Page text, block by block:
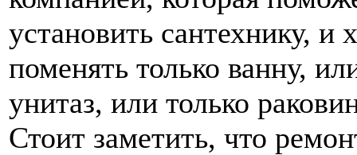
установить сантехнику, и
поменять только ванну,
унитаз, или только
Стоит заметить, что